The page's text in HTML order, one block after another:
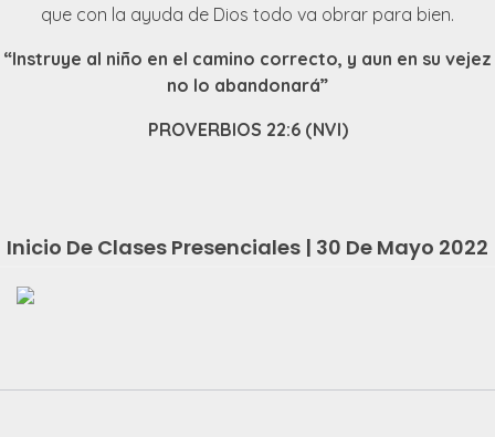
que con la ayuda de Dios todo va obrar para bien.
“Instruye al niño en el camino correcto, y aun en su vejez
no lo abandonará”
PROVERBIOS 22:6 (NVI)
Inicio De Clases Presenciales | 30 De Mayo 2022